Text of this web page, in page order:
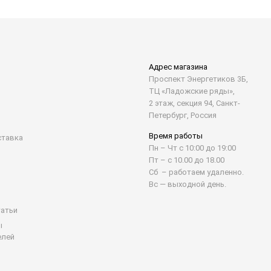
Адрес магазина
Проспект Энергетиков 3Б,
ТЦ «Ладожские ряды»,
2 этаж, секция 94, Санкт-
Петербург, Россия
Время работы
Пн – Чт с 10:00 до 19:00
Пт – с 10.00 до 18.00
Сб – работаем удаленно.
Вс — выходной день.